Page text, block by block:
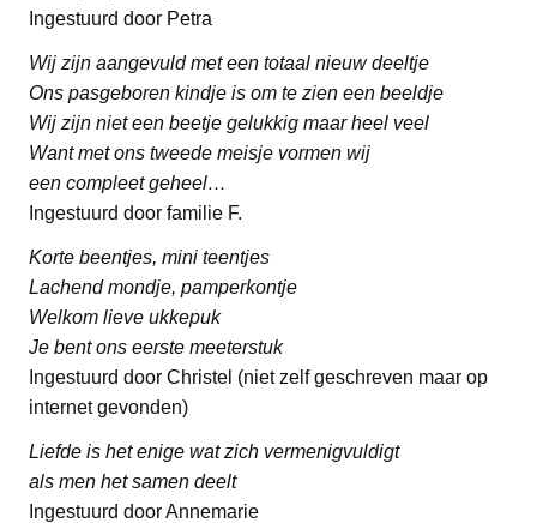
Ingestuurd door Petra
Wij zijn aangevuld met een totaal nieuw deeltje
Ons pasgeboren kindje is om te zien een beeldje
Wij zijn niet een beetje gelukkig maar heel veel
Want met ons tweede meisje vormen wij
een compleet geheel…
Ingestuurd door familie F.
Korte beentjes, mini teentjes
Lachend mondje, pamperkontje
Welkom lieve ukkepuk
Je bent ons eerste meeterstuk
Ingestuurd door Christel (niet zelf geschreven maar op
internet gevonden)
Liefde is het enige wat zich vermenigvuldigt
als men het samen deelt
Ingestuurd door Annemarie